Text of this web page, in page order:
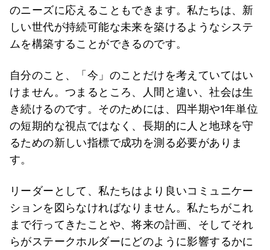
のニーズに応えることもできます。私たちは、新
しい世代が持続可能な未来を築けるようなシステ
ムを構築することができるのです。
自分のこと、「今」のことだけを考えていてはい
けません。つまるところ、人間と違い、社会は生
き続けるのです。そのためには、四半期や1年単位
の短期的な視点ではなく、長期的に人と地球を守
るための新しい指標で成功を測る必要がありま
す。
リーダーとして、私たちはより良いコミュニケー
ションを図らなければなりません。私たちがこれ
まで行ってきたことや、将来の計画、そしてそれ
らがステークホルダーにどのように影響するかに